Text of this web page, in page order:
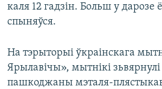
каля 12 гадзін. Больш у дарозе
спыняўся.
На тэрыторыі ўкраінскага
Ярылавічы», мытнікі зьвярнулі
пашкоджаны мэталя-